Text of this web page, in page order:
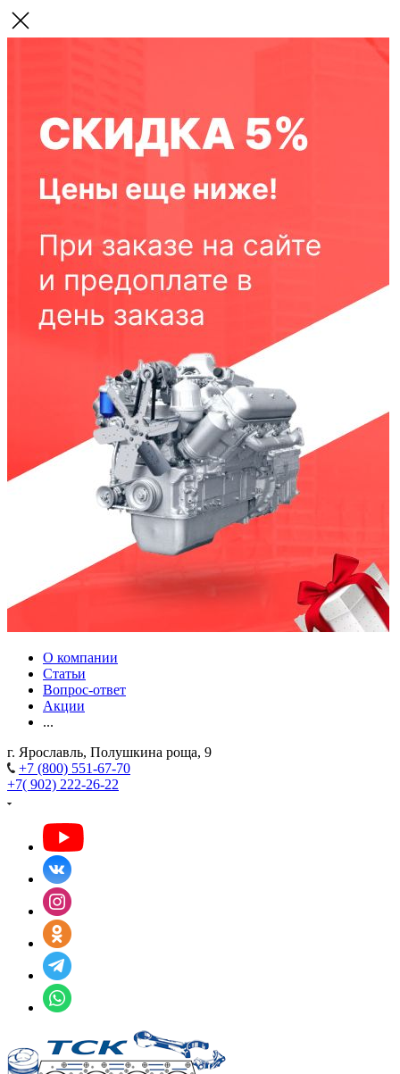
О компании
Статьи
Вопрос-ответ
Акции
...
г. Ярославль, Полушкина роща, 9
+7 (800) 551-67-70
+7( 902) 222-26-22